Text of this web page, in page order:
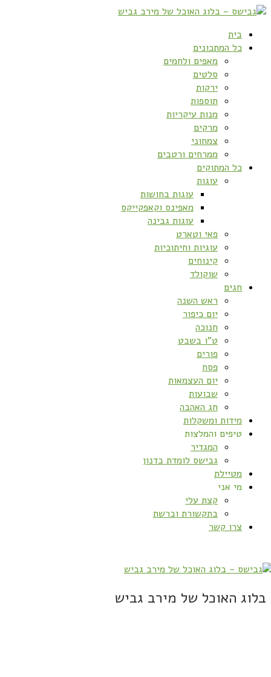
בית
כל המתכונים
מאפים ולחמים
סלטים
ירקות
תוספות
מנות עיקריות
מרקים
צמחוני
ממרחים ורטבים
כל המתוקים
עוגות
עוגות בחושות
מאפינס וקאפקייקס
עוגות גבינה
פאי וטארט
עוגיות וחיתוכיות
קינוחים
שוקולד
חגים
ראש השנה
יום כיפור
חנוכה
ט”ו בשבט
פורים
פסח
יום העצמאות
שבועות
חג האהבה
מידות ומשקלות
טיפים והמלצות
המגדיר
גבישס לומדת בדנון
מטיילת
מי אני
קצת עלי
בתקשורת וברשת
צרו קשר
בלוג האוכל של מירב גביש